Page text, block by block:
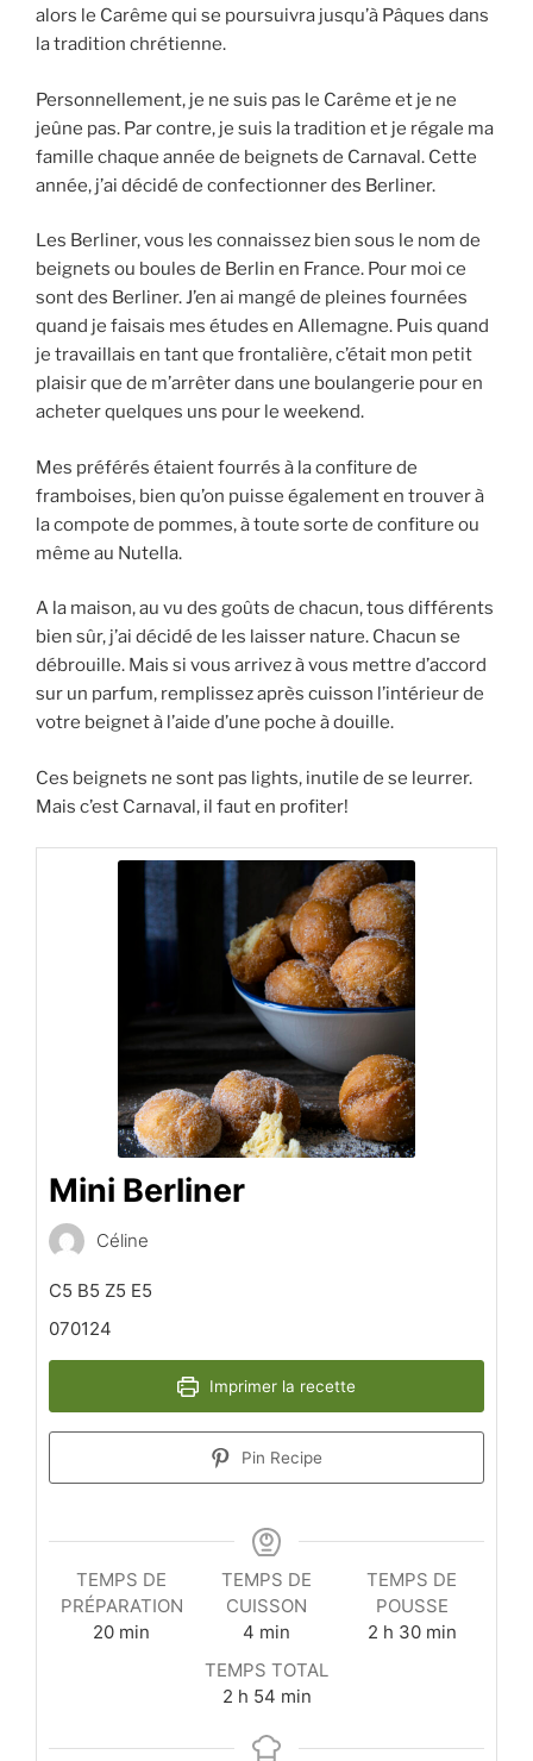
alors le Carême qui se poursuivra jusqu’à Pâques dans
la tradition chrétienne.
Personnellement, je ne suis pas le Carême et je ne
jeûne pas. Par contre, je suis la tradition et je régale ma
famille chaque année de beignets de Carnaval. Cette
année, j’ai décidé de confectionner des Berliner.
Les Berliner, vous les connaissez bien sous le nom de
beignets ou boules de Berlin en France. Pour moi ce
sont des Berliner. J’en ai mangé de pleines fournées
quand je faisais mes études en Allemagne. Puis quand
je travaillais en tant que frontalière, c’était mon petit
plaisir que de m’arrêter dans une boulangerie pour en
acheter quelques uns pour le weekend.
Mes préférés étaient fourrés à la confiture de
framboises, bien qu’on puisse également en trouver à
la compote de pommes, à toute sorte de confiture ou
même au Nutella.
A la maison, au vu des goûts de chacun, tous différents
bien sûr, j’ai décidé de les laisser nature. Chacun se
débrouille. Mais si vous arrivez à vous mettre d’accord
sur un parfum, remplissez après cuisson l’intérieur de
votre beignet à l’aide d’une poche à douille.
Ces beignets ne sont pas lights, inutile de se leurrer.
Mais c’est Carnaval, il faut en profiter!
Mini Berliner
Céline
C5 B5 Z5 E5
070124
Imprimer la recette
Pin Recipe
TEMPS DE
PRÉPARATION
20minutes
min
TEMPS DE
CUISSON
4 minutes
min
TEMPS DE
POUSSE
2heures
h 30minutes
min
TEMPS TOTAL
2heures
h 54minutes
min